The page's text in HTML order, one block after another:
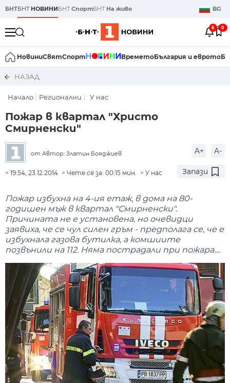
БНТБНТ НОВИНИБНТСпортБНТ На живо BG
6 0
НовиниСвятСпорт ВреметоБългария и еврото
НАЗАД
Начало Регионални У нас
Пожар в квартал "Христо
Смирненски"
от Автор: Златин Бояджиев A+ A-
19:54, 23.12.2014 Чете се за: 00:15 мин. У нас Запази
Пожар избухна на 4-ия етаж, в дома на 80-
годишен мъж в квартал "Смирненски".
Причината не е установена, но очевидци
заявиха, че се чул силен гръм - предполага се, че е
избухнала газова бутилка, а комшиите
позвънили на 112. Няма пострадали при пожара....